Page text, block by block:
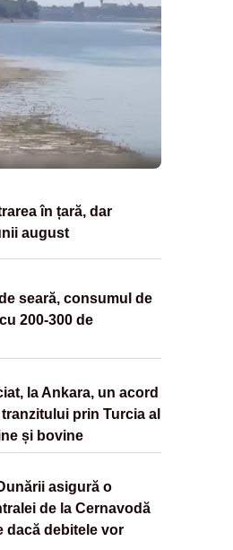
în țară, dar
august
seară, consumul de
200-300 de
la Ankara, un acord
prin Turcia al
și bovine
asigură o
de la Cernavodă
dacă debitele vor